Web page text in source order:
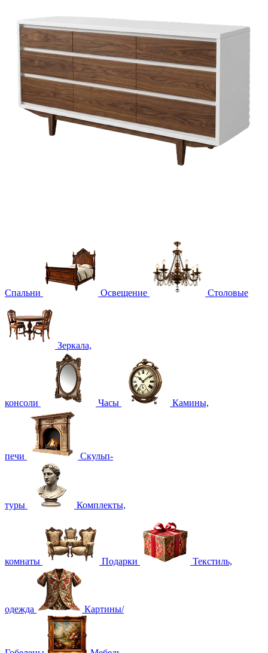
Спальни Освещение Столовые
Зеркала,
консоли Часы Камины,
печи Скульп-
туры Комплекты,
комнаты Подарки Текстиль,
одежда Картины/